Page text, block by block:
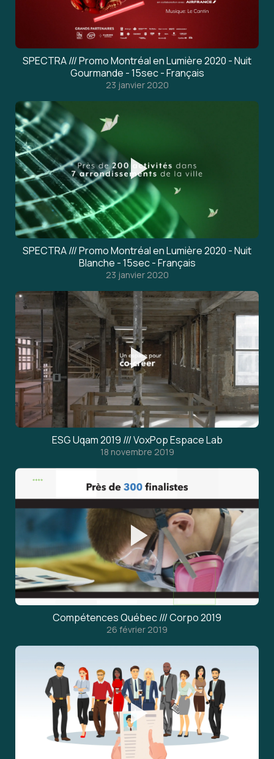
SPECTRA /// Promo Montréal en Lumière 2020 - Nuit
Gourmande - 15sec - Français
23 janvier 2020
SPECTRA /// Promo Montréal en Lumière 2020 - Nuit
Blanche - 15sec - Français
23 janvier 2020
ESG Uqam 2019 /// VoxPop Espace Lab
18 novembre 2019
Compétences Québec /// Corpo 2019
26 février 2019